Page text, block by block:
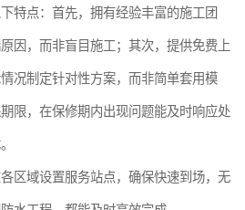
特点：首先，拥有经验丰富的施工团
因，而非盲目施工；其次，提供免费上
况制定针对性方案，而非简单套用模
限，在保修期内出现问题能及时响应处
区域设置服务站点，确保快速到场，无